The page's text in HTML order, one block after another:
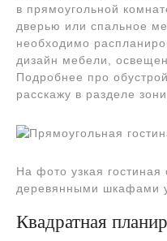
в прямоугольной
дверью или спальное
необходимо
дизайн мебели,
Подробнее про
расскажу в разделе
На фото узкая
деревянными шкафами у
Квадратная